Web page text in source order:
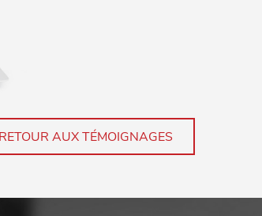
RETOUR AUX TÉMOIGNAGES